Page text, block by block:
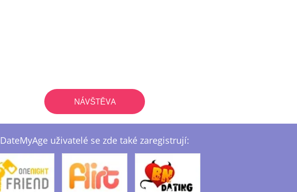
NÁVŠTĚVA
DateMyAge uživatelé se zde také zaregistrují: